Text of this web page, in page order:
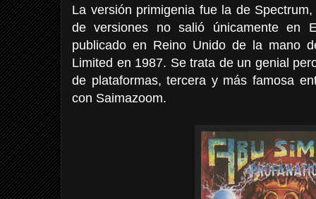
La versión primigenia fue la de
de versiones no salió únicamente en
publicado en Reino Unido de la mano
Limited en 1987. Se trata de un genial
de plataformas, tercera y más famosa
con Saimazoom.